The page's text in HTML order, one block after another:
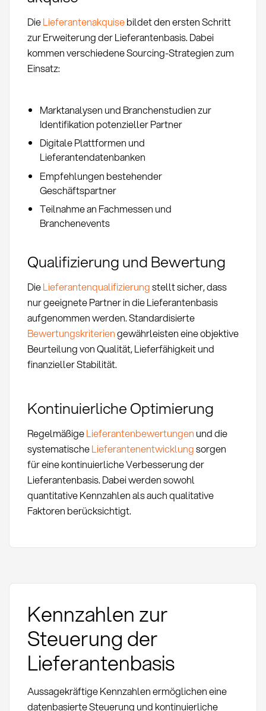
DieLieferantenakquisebildet den ersten Schritt
zur Erweiterung der Lieferantenbasis. Dabei
kommen verschiedene Sourcing-Strategien zum
Einsatz:
Marktanalysen und Branchenstudien zur
Identifikation potenzieller Partner
Digitale Plattformen und
Lieferantendatenbanken
Empfehlungen bestehender
Geschäftspartner
Teilnahme an Fachmessen und
Branchenevents
Qualifizierung und Bewertung
DieLieferantenqualifizierungstellt sicher, dass
nur geeignete Partner in die Lieferantenbasis
aufgenommen werden. Standardisierte
Bewertungskriteriengewährleisten eine objektive
Beurteilung von Qualität, Lieferfähigkeit und
finanzieller Stabilität.
Kontinuierliche Optimierung
RegelmäßigeLieferantenbewertungen und die
systematischeLieferantenentwicklungsorgen
für eine kontinuierliche Verbesserung der
Lieferantenbasis. Dabei werden sowohl
quantitative Kennzahlen als auch qualitative
Faktoren berücksichtigt.
Kennzahlen zur
Steuerung der
Lieferantenbasis
Aussagekräftige Kennzahlen ermöglichen eine
datenbasierte Steuerung und kontinuierliche